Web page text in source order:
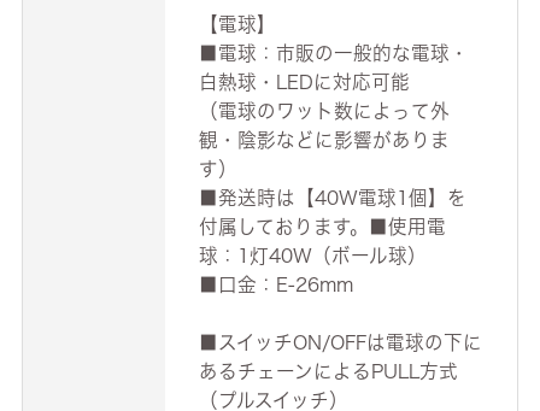
【電球】
■電球：市販の一般的な電球・
白熱球・LEDに対応可能
（電球のワット数によって外
観・陰影などに影響がありま
す）
■発送時は【40W電球1個】を
付属しております。■使用電
球：1灯40W（ボール球）
■口金：E-26mm
■スイッチON/OFFは電球の下に
あるチェーンによるPULL方式
（プルスイッチ）